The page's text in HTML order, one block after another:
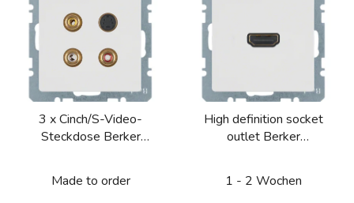
3 x Cinch/S-Video-
Steckdose Berker
Made to order
High definition socket
outlet Berker
1 - 2 Wochen